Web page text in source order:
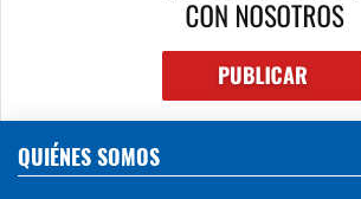
QUIÉNES SOMOS